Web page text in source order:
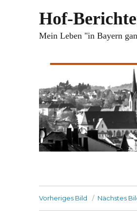
Hof-
Mein Leben "in Bayern
Vorheriges Bild Nächstes